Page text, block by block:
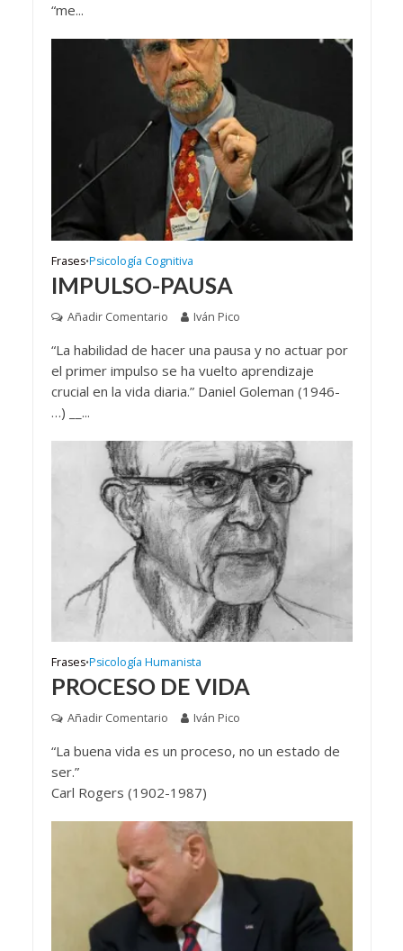
“me...
Frases•Psicología Cognitiva
IMPULSO-PAUSA
Añadir Comentario Iván Pico
“La habilidad de hacer una pausa y no actuar por
el primer impulso se ha vuelto aprendizaje
crucial en la vida diaria.” Daniel Goleman (1946-
…) __...
Frases•Psicología Humanista
PROCESO DE VIDA
Añadir Comentario Iván Pico
“La buena vida es un proceso, no un estado de
ser.”
Carl Rogers (1902-1987)